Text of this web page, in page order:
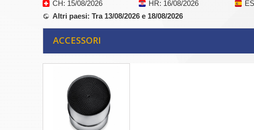
CH: 15/08/2026 HR: 16/08/2026 ES
Altri paesi: Tra 13/08/2026 e 18/08/2026
ACCESSORI